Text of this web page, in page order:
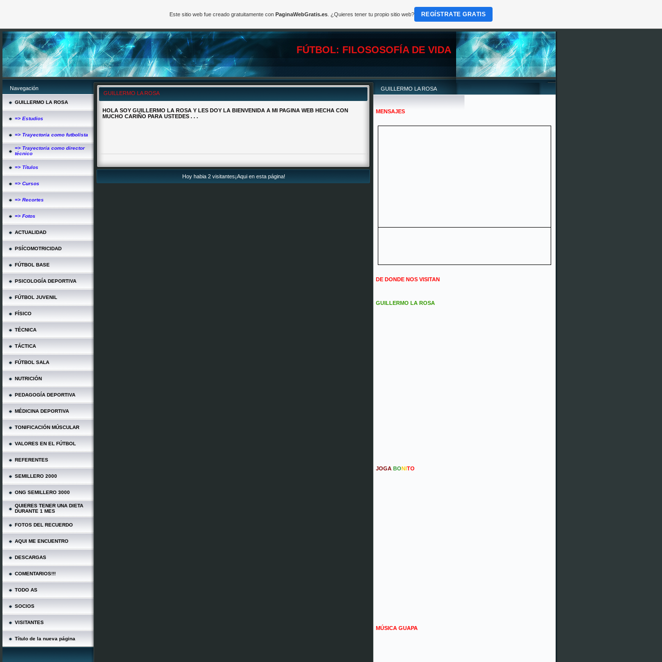
FÚTBOL: FILOSOSOFÍA DE VIDA
Navegación
GUILLERMO LA ROSA
=> Estudios
=> Trayectoria como futbolista
=> Trayectoria como director
técnico
=> Títulos
=> Cursos
=> Recortes
=> Fotos
ACTUALIDAD
PSÍCOMOTRICIDAD
FÚTBOL BASE
PSICOLOGÍA DEPORTIVA
FÚTBOL JUVENIL
FÍSICO
TÉCNICA
TÁCTICA
FÚTBOL SALA
NUTRICIÓN
PEDAGOGÍA DEPORTIVA
MÉDICINA DEPORTIVA
TONIFICACIÓN MÚSCULAR
VALORES EN EL FÚTBOL
REFERENTES
SEMILLERO 2000
ONG SEMILLERO 3000
QUIERES TENER UNA DIETA
DURANTE 1 MES
FOTOS DEL RECUERDO
AQUI ME ENCUENTRO
DESCARGAS
COMENTARIOS!!!
TODO AS
SOCIOS
VISITANTES
Título de la nueva página
GUILLERMO LA ROSA
HOLA SOY GUILLERMO LA ROSA Y LES DOY LA BIENVENIDA A MI PAGINA WEB HECHA CON
MUCHO CARIÑO PARA USTEDES . . .
Hoy habia 2 visitantes¡Aqui en esta página!
GUILLERMO LA ROSA
MENSAJES
DE DONDE NOS VISITAN
GUILLERMO LA ROSA
JOGA BONITO
MÚSICA GUAPA
Este sitio web fue creado gratuitamente con PaginaWebGratis.es. ¿Quieres tener tu propio sitio web? REGÍSTRATE GRATIS